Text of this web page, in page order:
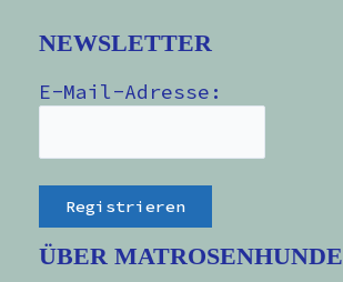
NEWSLETTER
E-Mail-Adresse:
ÜBER MATROSENHUNDE